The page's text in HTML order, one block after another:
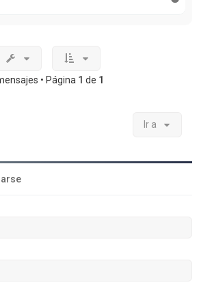
• Página 1 de 1
Ir a